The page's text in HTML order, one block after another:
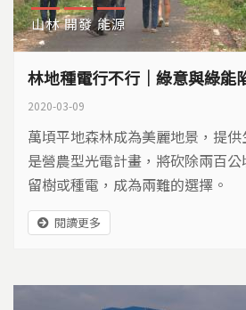
山林 開發 能源
林地種電行不行│綠意與綠能
2020-03-09
萬頃平地森林成為美麗地景，提
是營農型光電計畫，將砍除兩百公
留樹或種電，成為兩難的選擇。
閱讀更多